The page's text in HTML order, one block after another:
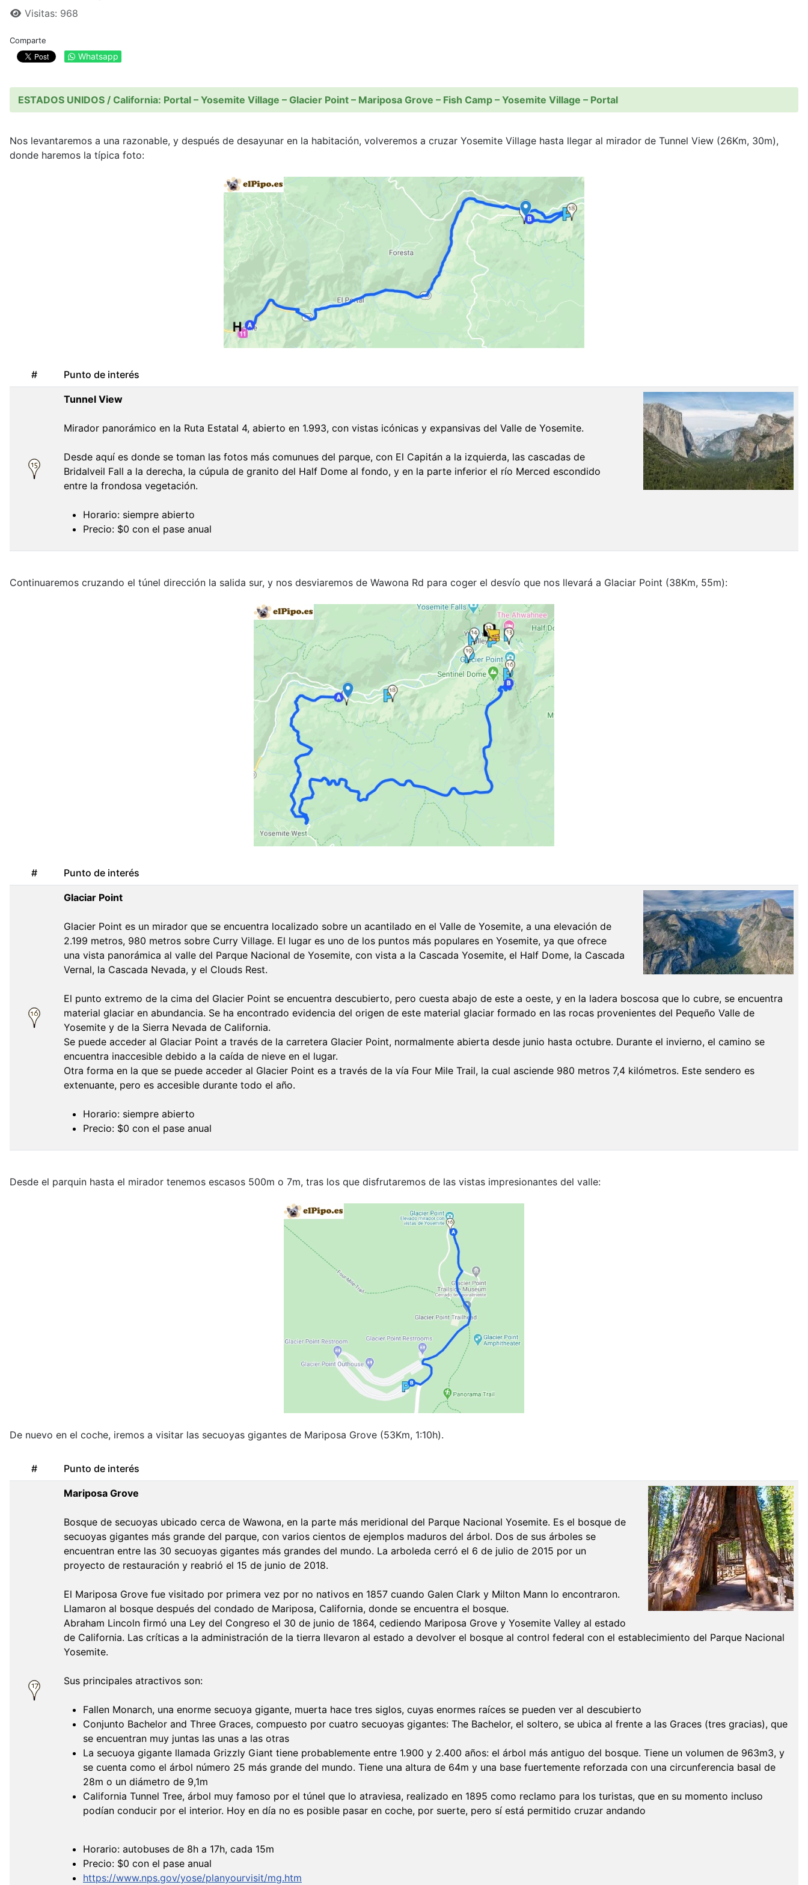
Visitas: 968
Comparte
Whatsapp
ESTADOS UNIDOS / California: Portal – Yosemite Village – Glacier Point – Mariposa Grove – Fish Camp – Yosemite Village – Portal
Nos levantaremos a una razonable, y después de desayunar en la habitación, volveremos a cruzar Yosemite Village hasta llegar al mirador de Tunnel View (26Km, 30m),
donde haremos la típica foto:
# Punto de interés
Tunnel View
Mirador panorámico en la Ruta Estatal 4, abierto en 1.993, con vistas icónicas y expansivas del Valle de Yosemite.
Desde aquí es donde se toman las fotos más comunues del parque, con El Capitán a la izquierda, las cascadas de
Bridalveil Fall a la derecha, la cúpula de granito del Half Dome al fondo, y en la parte inferior el río Merced escondido
entre la frondosa vegetación.
Horario: siempre abierto
Precio: $0 con el pase anual
Continuaremos cruzando el túnel dirección la salida sur, y nos desviaremos de Wawona Rd para coger el desvío que nos llevará a Glaciar Point (38Km, 55m):
# Punto de interés
Glaciar Point
Glacier Point es un mirador que se encuentra localizado sobre un acantilado en el Valle de Yosemite, a una elevación de
2.199 metros, 980 metros sobre Curry Village. El lugar es uno de los puntos más populares en Yosemite, ya que ofrece
una vista panorámica al valle del Parque Nacional de Yosemite, con vista a la Cascada Yosemite, el Half Dome, la Cascada
Vernal, la Cascada Nevada, y el Clouds Rest.
El punto extremo de la cima del Glacier Point se encuentra descubierto, pero cuesta abajo de este a oeste, y en la ladera boscosa que lo cubre, se encuentra
material glaciar en abundancia. Se ha encontrado evidencia del origen de este material glaciar formado en las rocas provenientes del Pequeño Valle de
Yosemite y de la Sierra Nevada de California.
Se puede acceder al Glaciar Point a través de la carretera Glacier Point, normalmente abierta desde junio hasta octubre. Durante el invierno, el camino se
encuentra inaccesible debido a la caída de nieve en el lugar.
Otra forma en la que se puede acceder al Glacier Point es a través de la vía Four Mile Trail, la cual asciende 980 metros 7,4 kilómetros. Este sendero es
extenuante, pero es accesible durante todo el año.
Horario: siempre abierto
Precio: $0 con el pase anual
Desde el parquin hasta el mirador tenemos escasos 500m o 7m, tras los que disfrutaremos de las vistas impresionantes del valle:
De nuevo en el coche, iremos a visitar las secuoyas gigantes de Mariposa Grove (53Km, 1:10h).
# Punto de interés
Mariposa Grove
Bosque de secuoyas ubicado cerca de Wawona, en la parte más meridional del Parque Nacional Yosemite. Es el bosque de
secuoyas gigantes más grande del parque, con varios cientos de ejemplos maduros del árbol. Dos de sus árboles se
encuentran entre las 30 secuoyas gigantes más grandes del mundo. La arboleda cerró el 6 de julio de 2015 por un
proyecto de restauración y reabrió el 15 de junio de 2018.
El Mariposa Grove fue visitado por primera vez por no nativos en 1857 cuando Galen Clark y Milton Mann lo encontraron.
Llamaron al bosque después del condado de Mariposa, California, donde se encuentra el bosque.
Abraham Lincoln firmó una Ley del Congreso el 30 de junio de 1864, cediendo Mariposa Grove y Yosemite Valley al estado
de California. Las críticas a la administración de la tierra llevaron al estado a devolver el bosque al control federal con el establecimiento del Parque Nacional
Yosemite.
Sus principales atractivos son:
Fallen Monarch, una enorme secuoya gigante, muerta hace tres siglos, cuyas enormes raíces se pueden ver al descubierto
Conjunto Bachelor and Three Graces, compuesto por cuatro secuoyas gigantes: The Bachelor, el soltero, se ubica al frente a las Graces (tres gracias), que
se encuentran muy juntas las unas a las otras
La secuoya gigante llamada Grizzly Giant tiene probablemente entre 1.900 y 2.400 años: el árbol más antiguo del bosque. Tiene un volumen de 963m3, y
se cuenta como el árbol número 25 más grande del mundo. Tiene una altura de 64m y una base fuertemente reforzada con una circunferencia basal de
28m o un diámetro de 9,1m
California Tunnel Tree, árbol muy famoso por el túnel que lo atraviesa, realizado en 1895 como reclamo para los turistas, que en su momento incluso
podían conducir por el interior. Hoy en día no es posible pasar en coche, por suerte, pero sí está permitido cruzar andando
Horario: autobuses de 8h a 17h, cada 15m
Precio: $0 con el pase anual
https://www.nps.gov/yose/planyourvisit/mg.htm